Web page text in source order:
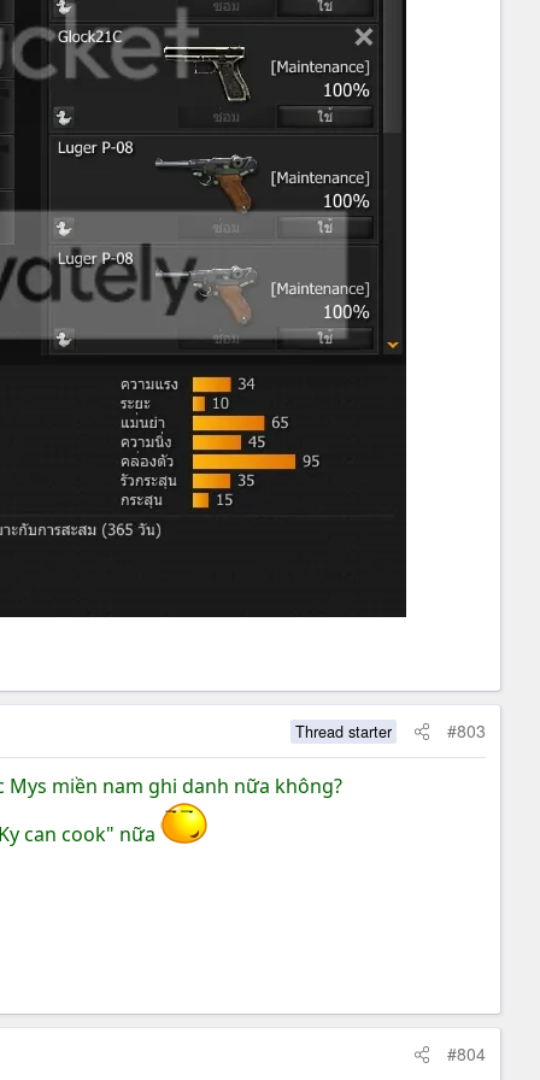
Thread starter #803
Mys miền nam ghi danh nữa không?
can cook" nữa
#804